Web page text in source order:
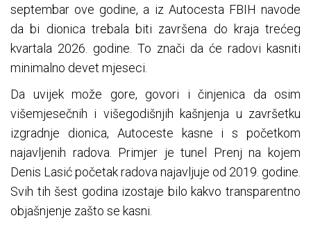
septembar ove godine, a iz Autocesta FBIH navode
da bi dionica trebala biti završena do kraja trećeg
kvartala 2026. godine. To znači da će radovi kasniti
minimalno devet mjeseci.
Da uvijek može gore, govori i činjenica da osim
višemjesečnih i višegodišnjih kašnjenja u završetku
izgradnje dionica, Autoceste kasne i s početkom
najavljenih radova. Primjer je tunel Prenj na kojem
Denis Lasić početak radova najavljuje od 2019. godine.
Svih tih šest godina izostaje bilo kakvo transparentno
objašnjenje zašto se kasni.